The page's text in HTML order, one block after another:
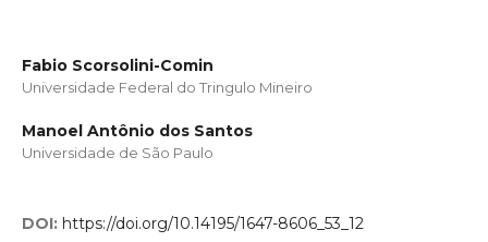
Fabio Scorsolini-Comin
Universidade Federal do Tringulo Mineiro
Manoel Antônio dos Santos
Universidade de São Paulo
DOI: https://doi.org/10.14195/1647-8606_53_12